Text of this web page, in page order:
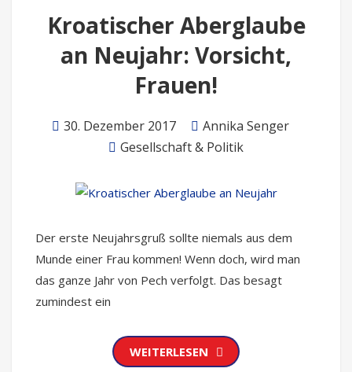
Kroatischer Aberglaube
an Neujahr: Vorsicht,
Frauen!
30. Dezember 2017
Annika Senger
Gesellschaft & Politik
Der erste Neujahrsgruß sollte niemals aus dem
Munde einer Frau kommen! Wenn doch, wird man
das ganze Jahr von Pech verfolgt. Das besagt
zumindest ein
WEITERLESEN